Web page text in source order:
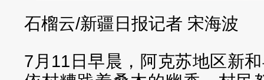
石榴云/新疆日报记者 宋海波
7月11日早晨，阿克苏地区新